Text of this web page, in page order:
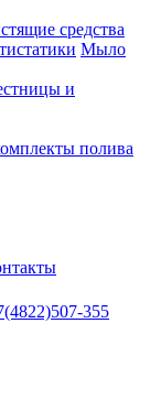
средства
Мыло
и
полива
355